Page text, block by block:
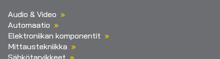
Audio & Video
Automaatio
Elektroniikan komponentit
Mittaustekniikka